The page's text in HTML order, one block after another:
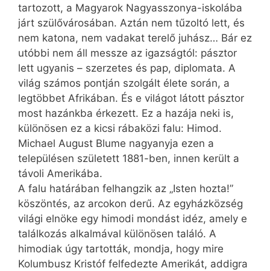
tartozott, a Magyarok Nagyasszonya-iskolába
járt szülővárosában. Aztán nem tűzoltó lett, és
nem katona, nem vadakat terelő juhász… Bár ez
utóbbi nem áll messze az igazságtól: pásztor
lett ugyanis – szerzetes és pap, diplomata. A
világ számos pontján szolgált élete során, a
legtöbbet Afrikában. És e világot látott pásztor
most hazánkba érkezett. Ez a hazája neki is,
különösen ez a kicsi rábaközi falu: Himod.
Michael August Blume nagyanyja ezen a
településen született 1881-ben, innen került a
távoli Amerikába.
A falu határában felhangzik az „Isten hozta!”
köszöntés, az arcokon derű. Az egyházközség
világi elnöke egy himodi mondást idéz, amely e
találkozás alkalmával különösen találó. A
himodiak úgy tartották, mondja, hogy mire
Kolumbusz Kristóf felfedezte Amerikát, addigra